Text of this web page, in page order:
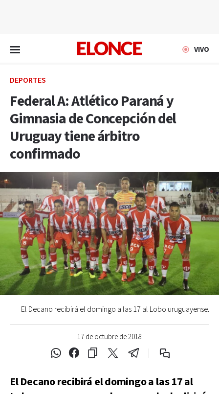
VIVO
DEPORTES
Federal A: Atlético Paraná y
Gimnasia de Concepción del
Uruguay tiene árbitro
confirmado
17 de octubre de 2018
El Decano recibirá el domingo a las 17 al Lobo uruguayense.
El Decano recibirá el domingo a las 17 al